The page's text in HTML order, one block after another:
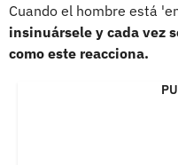
Cuando el hombre está
insinuársele y cada vez
como este reacciona.